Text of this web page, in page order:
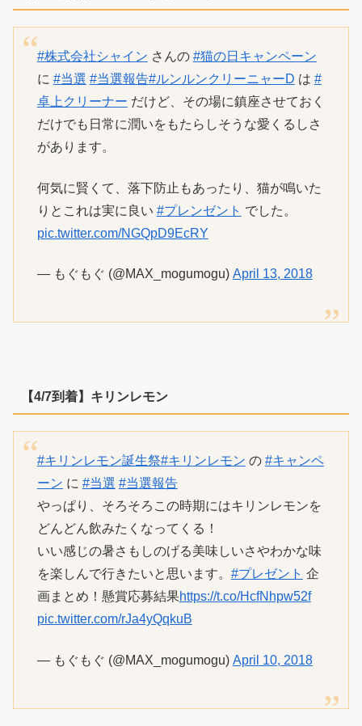
#株式会社シャイン さんの #猫の日キャンペーン
に #当選 #当選報告#ルンルンクリーニャーD は #
卓上クリーナー だけど、その場に鎮座させておく
だけでも日常に潤いをもたらしそうな愛くるしさ
があります。
何気に賢くて、落下防止もあったり、猫が鳴いた
りとこれは実に良い #プレンゼント でした。
pic.twitter.com/NGQpD9EcRY
— もぐもぐ (@MAX_mogumogu) April 13, 2018
【4/7到着】キリンレモン
#キリンレモン誕生祭#キリンレモン の #キャンペ
ーン に #当選 #当選報告
やっぱり、そろそろこの時期にはキリンレモンを
どんどん飲みたくなってくる！
いい感じの暑さもしのげる美味しいさやわかな味
を楽しんで行きたいと思います。 #プレゼント 企
画まとめ！懸賞応募結果https://t.co/HcfNhpw52f
pic.twitter.com/rJa4yQqkuB
— もぐもぐ (@MAX_mogumogu) April 10, 2018